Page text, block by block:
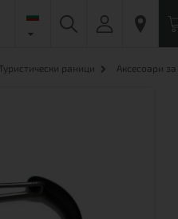
Туристически раници Аксесоари